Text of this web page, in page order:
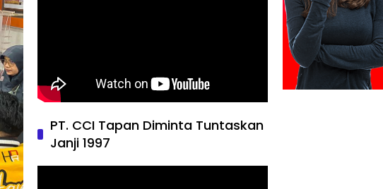
PT. CCI Tapan Diminta Tuntaskan
Janji 1997